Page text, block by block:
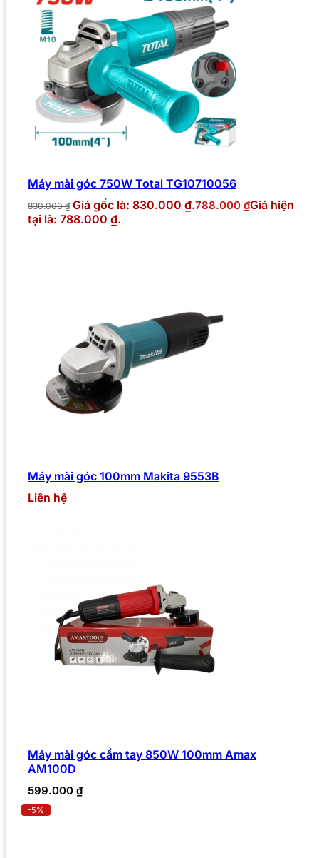
Máy mài góc 750W Total TG10710056
830.000₫ Giá gốc là: 830.000 ₫.788.000 ₫Giá hiện
tại là: 788.000 ₫.
Máy mài góc 100mm Makita 9553B
Liên hệ
Máy mài góc cầm tay 850W 100mm Amax
AM100D
599.000 ₫
-5%